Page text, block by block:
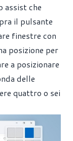
assist che
il pulsante
finestre con
posizione per
a posizionare
delle
quattro o sei